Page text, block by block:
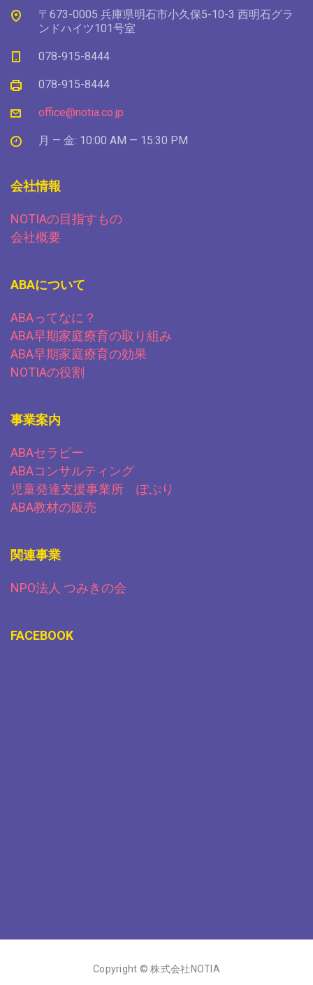
〒673-0005 兵庫県明石市小久保5-10-3 西明石グラ
ンドハイツ101号室
078-915-8444
078-915-8444
office@notia.co.jp
月 — 金: 10:00 AM — 15:30 PM
会社情報
NOTIAの目指すもの
会社概要
ABAについて
ABAってなに？
ABA早期家庭療育の取り組み
ABA早期家庭療育の効果
NOTIAの役割
事業案内
ABAセラピー
ABAコンサルティング
児童発達支援事業所 ぽぷり
ABA教材の販売
関連事業
NPO法人 つみきの会
FACEBOOK
Copyright © 株式会社NOTIA